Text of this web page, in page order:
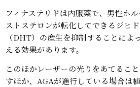
フィナステリドは内服薬で、男性ホ
ストステロンが転化してできるジヒ
（DHT）の産生を抑制することによ
える効果があります。
このほかレーザーの光りをあてるこ
すほか、AGAが進行している場合は